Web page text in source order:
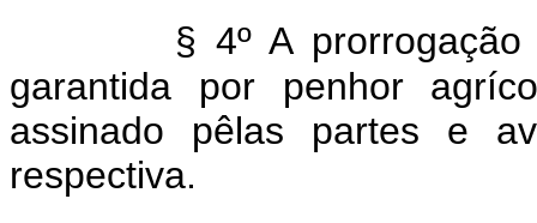
§ 4º A
garantida por penhor
assinado pêlas partes e
respectiva.